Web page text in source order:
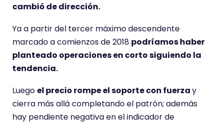
cambió de dirección.
Ya a partir del tercer máximo descendente
marcado a comienzos de 2018 podríamos haber
planteado operaciones en corto siguiendo la
tendencia.
Luego el precio rompe el soporte con fuerzay
cierra más allá completando el patrón; además
hay pendiente negativa en el indicador de